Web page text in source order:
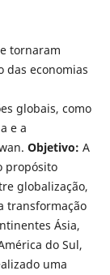
tornaram
das economias
globais, como
e a
Objetivo: A
propósito
globalização,
transformação
Ásia,
do Sul,
uma